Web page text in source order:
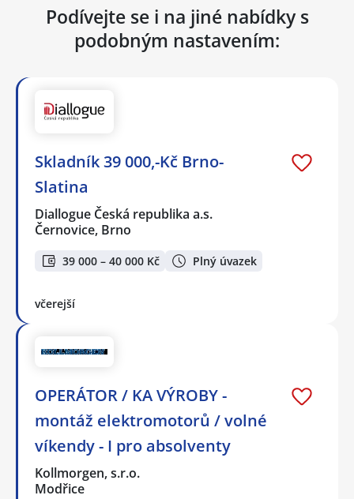
Podívejte se i na jiné nabídky s
podobným nastavením:
Skladník 39 000,-Kč Brno-
Slatina
Diallogue Česká republika a.s.
Černovice, Brno
39 000 – 40 000 Kč Plný úvazek
včerejší
OPERÁTOR / KA VÝROBY -
montáž elektromotorů / volné
víkendy - I pro absolventy
Kollmorgen, s.r.o.
Modřice